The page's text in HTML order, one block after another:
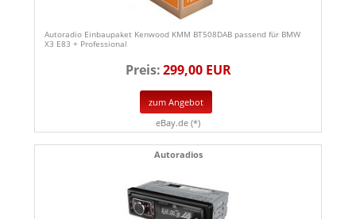
Autoradio Einbaupaket Kenwood KMM BT508DAB passend für BMW
X3 E83 + Professional
Preis:299,00 EUR
zum Angebot
eBay.de (*)
Autoradios